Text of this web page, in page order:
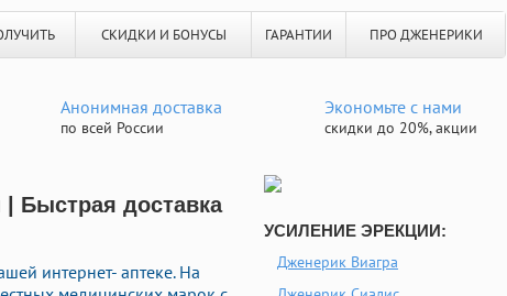
СКИДКИ И БОНУСЫ ГАРАНТИИ ПРО ДЖЕНЕРИКИ
Анонимная доставка
по всей России
Экономьте с нами
скидки до 20%, акции
| Быстрая доставка
интернет- аптеке. На
УСИЛЕНИЕ ЭРЕКЦИИ:
Дженерик Виагра